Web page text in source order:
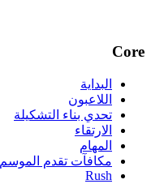
Core
البداية
اللاعبون
تحدي بناء التشكيلة
الارتقاء
المهام
مكافآت تقدم الموسم
Rush